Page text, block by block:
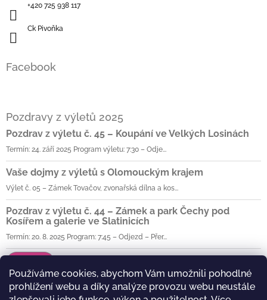
Používáme cookies, abychom Vám umožnili pohodlné
prohlížení webu a díky analýze provozu webu neustále
+420 725 938 117
Ck Pivoňka
Facebook
Pozdravy z výletů 2025
Pozdrav z výletu č. 45 – Koupání ve Velkých Losinách
Termín: 24. září 2025 Program výletu: 7:30 – Odje...
Vaše dojmy z výletů s Olomouckým krajem
Výlet č. 05 – Zámek Tovačov, zvonařská dílna a kos...
Pozdrav z výletu č. 44 – Zámek a park Čechy pod
Kosířem a galerie ve Slatinicích
Termín: 20. 8. 2025 Program: 7:45 – Odjezd – Přer...